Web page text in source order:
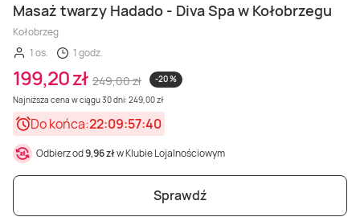
Masaż twarzy Hadado - Diva Spa w Kołobrzegu
Kołobrzeg
1 os.
1 godz.
199,20 zł 249,00 zł
-20 %
Najniższa cena w ciągu 30 dni: 249,00 zł
Do końca:22:09:57:38
Odbierz od9,96 złw Klubie Lojalnościowym
Sprawdź